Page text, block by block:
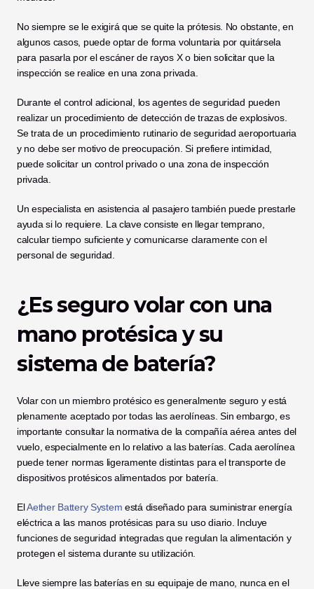
No siempre se le exigirá que se quite la prótesis. No obstante, en
algunos casos, puede optar de forma voluntaria por quitársela
para pasarla por el escáner de rayos X o bien solicitar que la
inspección se realice en una zona privada.
Durante el control adicional, los agentes de seguridad pueden
realizar un procedimiento de detección de trazas de explosivos.
Se trata de un procedimiento rutinario de seguridad aeroportuaria
y no debe ser motivo de preocupación. Si prefiere intimidad,
puede solicitar un control privado o una zona de inspección
privada.
Un especialista en asistencia al pasajero también puede prestarle
ayuda si lo requiere. La clave consiste en llegar temprano,
calcular tiempo suficiente y comunicarse claramente con el
personal de seguridad.
¿Es seguro volar con una
mano protésica y su
sistema de batería?
Volar con un miembro protésico es generalmente seguro y está
plenamente aceptado por todas las aerolíneas. Sin embargo, es
importante consultar la normativa de la compañía aérea antes del
vuelo, especialmente en lo relativo a las baterías. Cada aerolínea
puede tener normas ligeramente distintas para el transporte de
dispositivos protésicos alimentados por batería.
El Aether Battery System está diseñado para suministrar energía
eléctrica a las manos protésicas para su uso diario. Incluye
funciones de seguridad integradas que regulan la alimentación y
protegen el sistema durante su utilización.
Lleve siempre las baterías en su equipaje de mano, nunca en el